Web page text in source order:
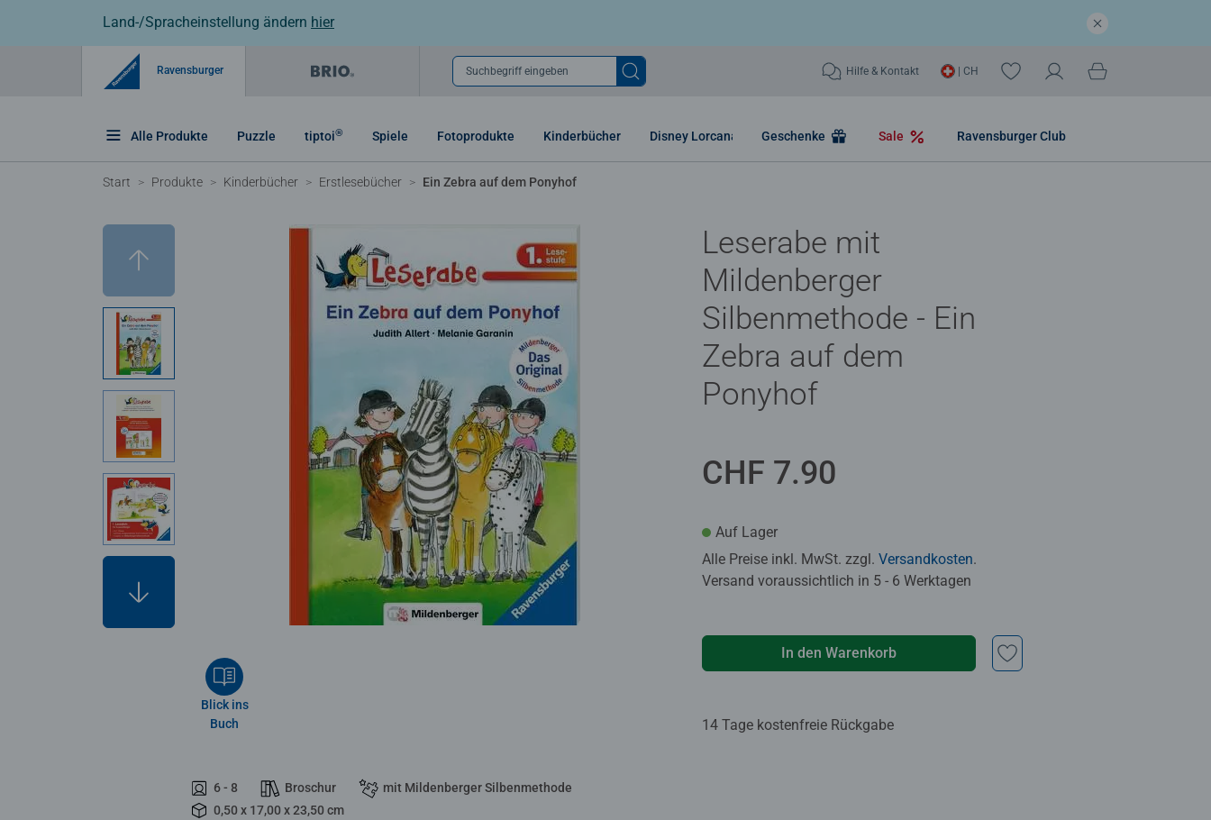
Land-/Spracheinstellung ändern hier
Ravensburger Suchbegriff eingeben Hilfe & Kontakt | CH
Alle Produkte Puzzle tiptoi® Spiele Fotoprodukte Kinderbücher Disney Lorcana Geschenke Sale Ravensburger Club
Start Produkte Kinderbücher Erstlesebücher Ein Zebra auf dem Ponyhof
Blick ins
Buch
6 - 8 Broschur
mit Mildenberger Silbenmethode
0,50 x 17,00 x 23,50 cm
Leserabe mit
Mildenberger
Silbenmethode - Ein
Zebra auf dem
Ponyhof
CHF 7.90
Auf Lager
Alle Preise inkl. MwSt. zzgl. Versandkosten.
Versand voraussichtlich in 5 - 6 Werktagen
In den Warenkorb
14 Tage kostenfreie Rückgabe